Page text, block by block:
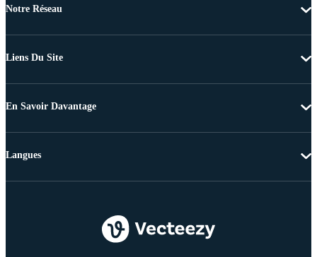
Notre Réseau
Liens Du Site
En Savoir Davantage
Langues